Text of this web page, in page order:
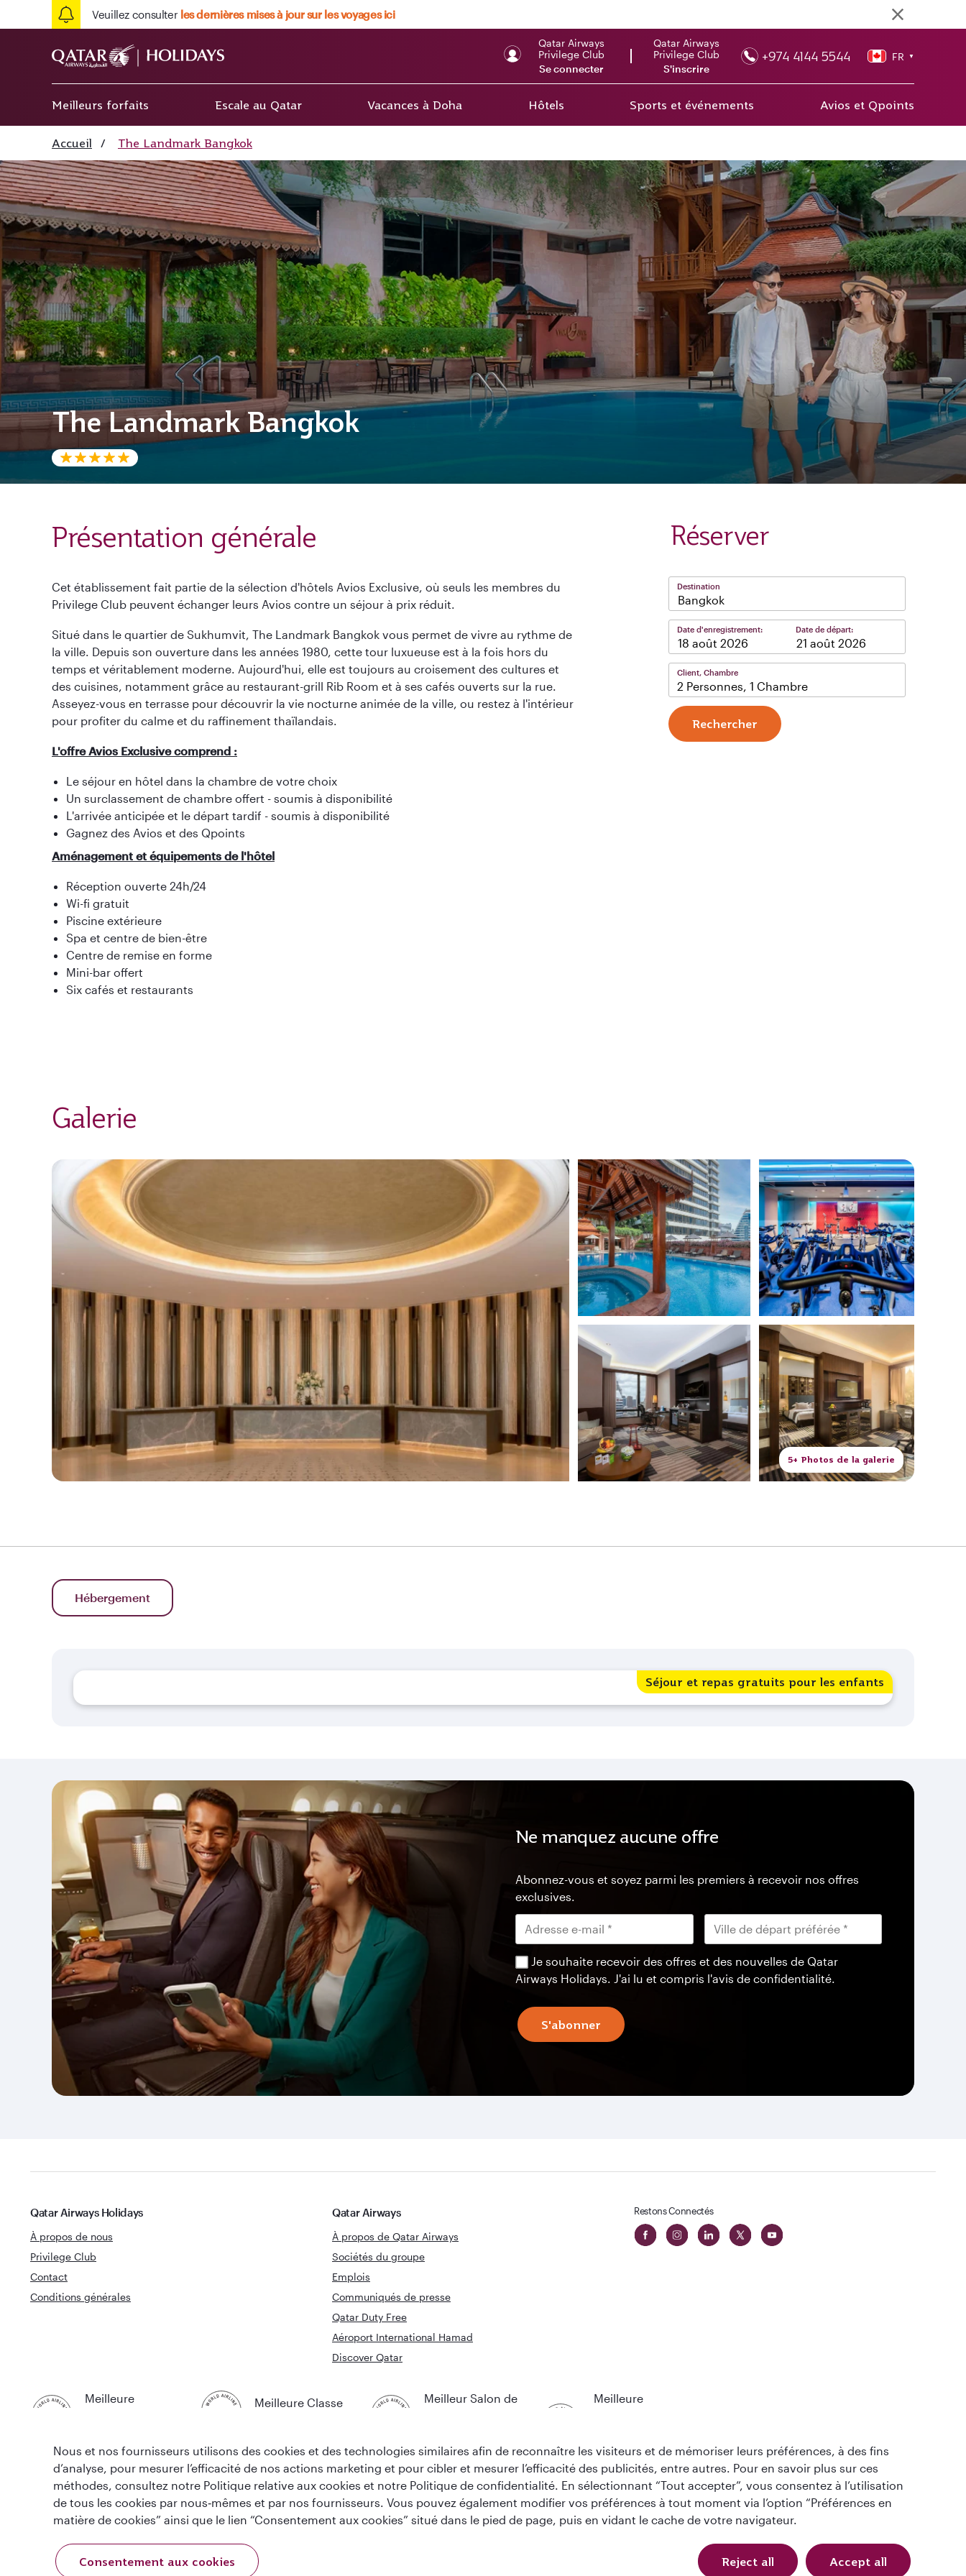
Veuillez consulter les dernières mises à jour sur les voyages ici
Qatar Airways
Privilege Club
Se connecter
Qatar Airways
Privilege Club
S'inscrire
+974 4144 5544 FR ▼
Meilleurs forfaits Escale au Qatar Vacances à Doha Hôtels Sports et événements Avios et Qpoints
Accueil / The Landmark Bangkok
The Landmark Bangkok
Présentation générale
Cet établissement fait partie de la sélection d'hôtels Avios Exclusive, où seuls les membres du
Privilege Club peuvent échanger leurs Avios contre un séjour à prix réduit.
Situé dans le quartier de Sukhumvit, The Landmark Bangkok vous permet de vivre au rythme de
la ville. Depuis son ouverture dans les années 1980, cette tour luxueuse est à la fois hors du
temps et véritablement moderne. Aujourd'hui, elle est toujours au croisement des cultures et
des cuisines, notamment grâce au restaurant-grill Rib Room et à ses cafés ouverts sur la rue.
Asseyez-vous en terrasse pour découvrir la vie nocturne animée de la ville, ou restez à l'intérieur
pour profiter du calme et du raffinement thaïlandais.
L'offre Avios Exclusive comprend :
Le séjour en hôtel dans la chambre de votre choix
Un surclassement de chambre offert - soumis à disponibilité
L'arrivée anticipée et le départ tardif - soumis à disponibilité
Gagnez des Avios et des Qpoints
Aménagement et équipements de l'hôtel
Réception ouverte 24h/24
Wi-fi gratuit
Piscine extérieure
Spa et centre de bien-être
Centre de remise en forme
Mini-bar offert
Six cafés et restaurants
Réserver
Destination
Bangkok
Date d'enregistrement: Date de départ:
Client, Chambre
2 Personnes, 1 Chambre
Rechercher
Galerie
5+ Photos de la galerie
Hébergement
Séjour et repas gratuits pour les enfants
Ne manquez aucune offre
Abonnez-vous et soyez parmi les premiers à recevoir nos offres
exclusives.
Je souhaite recevoir des offres et des nouvelles de Qatar
Airways Holidays. J'ai lu et compris l'avis de confidentialité.
S'abonner
Qatar Airways Holidays
À propos de nous
Privilege Club
Contact
Conditions générales
Qatar Airways
À propos de Qatar Airways
Sociétés du groupe
Emplois
Communiqués de presse
Qatar Duty Free
Aéroport International Hamad
Discover Qatar
Restons Connectés
Meilleure
Meilleure Classe
Meilleur Salon de
Meilleure
Orient
Nous et nos fournisseurs utilisons des cookies et des technologies similaires afin de reconnaître les visiteurs et de mémoriser leurs préférences, à des fins
d’analyse, pour mesurer l’efficacité de nos actions marketing et pour cibler et mesurer l’efficacité des publicités, entre autres. Pour en savoir plus sur ces
méthodes, consultez notre Politique relative aux cookies et notre Politique de confidentialité. En sélectionnant “Tout accepter”, vous consentez à l’utilisation
de tous les cookies par nous‑mêmes et par nos fournisseurs. Vous pouvez également modifier vos préférences à tout moment via l’option “Préférences en
matière de cookies” ainsi que le lien “Consentement aux cookies” situé dans le pied de page, puis en vidant le cache de votre navigateur.
Consentement aux cookies Reject all Accept all